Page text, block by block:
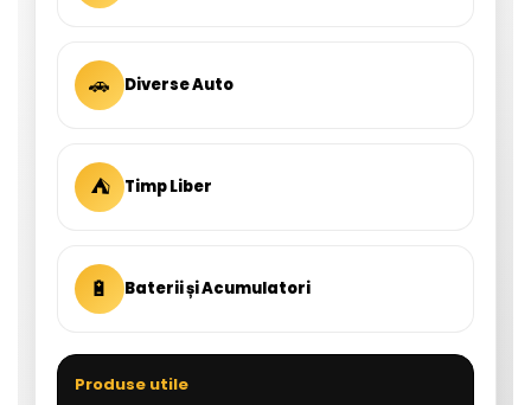
🚗 Diverse Auto
⛺ Timp Liber
🔋 Baterii și Acumulatori
Produse utile